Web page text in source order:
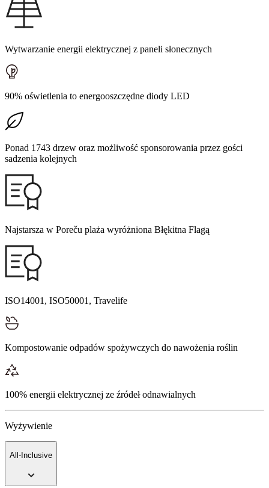
Wytwarzanie energii elektrycznej z paneli słonecznych
90% oświetlenia to energooszczędne diody LED
Ponad 1743 drzew oraz możliwość sponsorowania przez gości
sadzenia kolejnych
Najstarsza w Poreču plaża wyróżniona Błękitna Flagą
ISO14001, ISO50001, Travelife
Kompostowanie odpadów spożywczych do nawożenia roślin
100% energii elektrycznej ze źródeł odnawialnych
Wyżywienie
All-Inclusive